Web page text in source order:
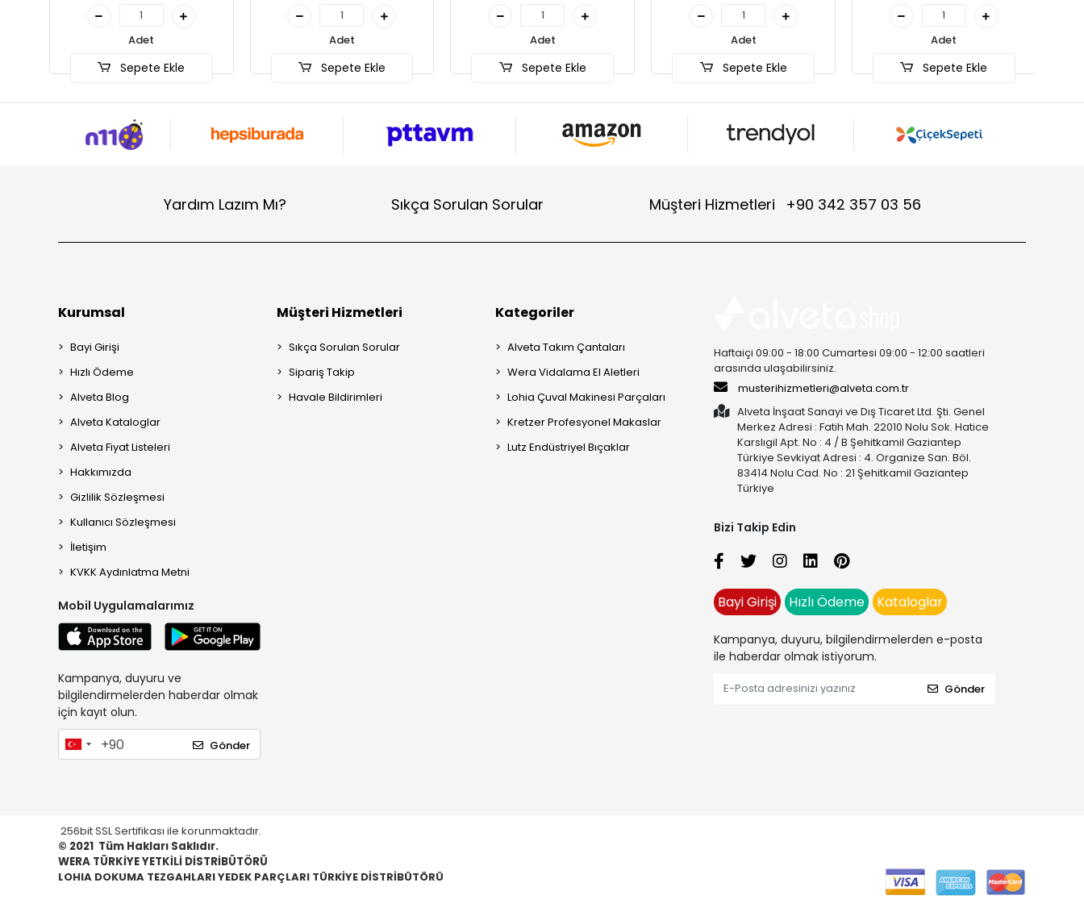
Sepete Ekle Sepete Ekle Sepete Ekle Sepete Ekle
Yardım Lazım Mı? Sıkça Sorulan Sorular Müşteri Hizmetleri +90 342 357 03 56
Kurumsal
Bayi Girişi
Hızlı Ödeme
Alveta Blog
Alveta Kataloglar
Alveta Fiyat Listeleri
Hakkımızda
Gizlilik Sözleşmesi
Kullanıcı Sözleşmesi
İletişim
KVKK Aydınlatma Metni
Mobil Uygulamalarımız
Kampanya, duyuru ve
bilgilendirmelerden haberdar olmak
için kayıt olun.
Gönder
Müşteri Hizmetleri
Sıkça Sorulan Sorular
Sipariş Takip
Havale Bildirimleri
Kategoriler
Alveta Takım Çantaları
Wera Vidalama El Aletleri
Lohia Çuval Makinesi Parçaları
Kretzer Profesyonel Makaslar
Lutz Endüstriyel Bıçaklar
Haftaiçi 09:00 - 18:00 Cumartesi 09:00 - 12:00 saatleri
arasında ulaşabilirsiniz.
musterihizmetleri@alveta.com.tr
Alveta İnşaat Sanayi ve Dış Ticaret Ltd. Şti. Genel
Merkez Adresi : Fatih Mah. 22010 Nolu Sok. Hatice
Karslıgil Apt. No : 4 / B Şehitkamil Gaziantep
Türkiye Sevkiyat Adresi : 4. Organize San. Böl.
83414 Nolu Cad. No : 21 Şehitkamil Gaziantep
Türkiye
Bizi Takip Edin
Bayi Girişi Hızlı Ödeme Kataloglar
Kampanya, duyuru, bilgilendirmelerden e-posta
ile haberdar olmak istiyorum.
Gönder
256bit SSL Sertifikası ile korunmaktadır.
© 2021 Tüm Hakları Saklıdır.
WERA TÜRKİYE YETKİLİ DİSTRİBÜTÖRÜ
LOHIA DOKUMA TEZGAHLARI YEDEK PARÇLARI TÜRKİYE DİSTRİBÜTÖRÜ